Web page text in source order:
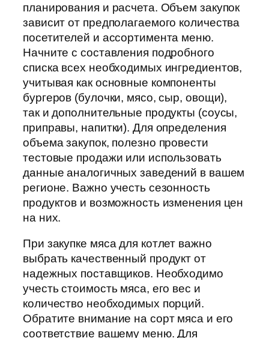
планирования и расчета. Объем закупок
зависит от предполагаемого количества
посетителей и ассортимента меню.
Начните с составления подробного
списка всех необходимых ингредиентов,
учитывая как основные компоненты
бургеров (булочки, мясо, сыр, овощи),
так и дополнительные продукты (соусы,
приправы, напитки). Для определения
объема закупок, полезно провести
тестовые продажи или использовать
данные аналогичных заведений в вашем
регионе. Важно учесть сезонность
продуктов и возможность изменения цен
на них.
При закупке мяса для котлет важно
выбрать качественный продукт от
надежных поставщиков. Необходимо
учесть стоимость мяса, его вес и
количество необходимых порций.
Обратите внимание на сорт мяса и его
соответствие вашему меню. Для